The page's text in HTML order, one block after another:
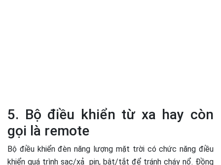
5. Bộ điều khiển từ xa hay còn
gọi là remote
Bộ điều khiểnđèn năng lượng mặt trờicó chức năng điều
khiển quá trình sạc/xả pin, bật/tắt để tránh cháy nổ. Đồng